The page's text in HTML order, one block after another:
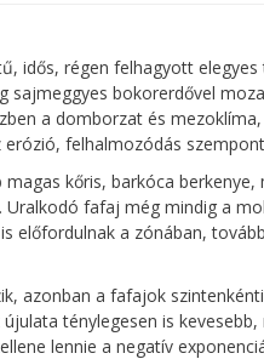
idős, régen felhagyott
bokorerdővel
a domborzat és
erózió, felhalmozódás
kőris, barkóca
fafaj még mindig a
előfordulnak a zónában,
azonban a fafajok
ténylegesen is
lennie a negatív